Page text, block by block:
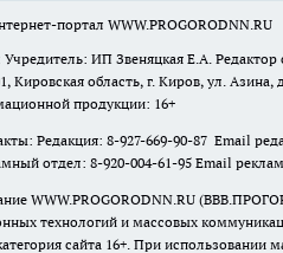
портал WWW.PROGORODNN.RU
ИП Звеняцкая Е.А. Редактор
Кировская область, г. Киров, ул. Азина,
продукции: 16+
Редакция: 8-927-669-90-87 Email
отдел: 8-920-004-61-95 Email
WWW.PROGORODNN.RU
технологий и массовых
сайта 16+. При использовании